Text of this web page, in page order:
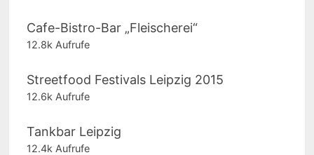
Cafe-Bistro-Bar „Fleischerei“
12.8k Aufrufe
Streetfood Festivals Leipzig 2015
12.6k Aufrufe
Tankbar Leipzig
12.4k Aufrufe